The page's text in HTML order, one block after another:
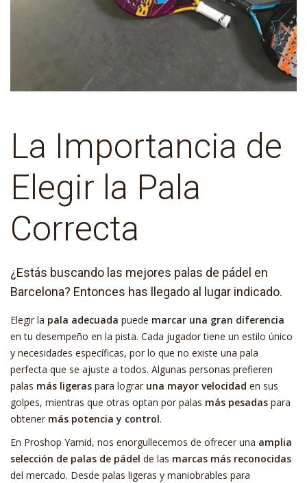
La Importancia de
Elegir la Pala
Correcta
¿Estás buscando las mejores palas de pádel en
Barcelona? Entonces has llegado al lugar indicado.
Elegir la pala adecuada puede marcar una gran diferencia
en tu desempeño en la pista. Cada jugador tiene un estilo único
y necesidades específicas, por lo que no existe una pala
perfecta que se ajuste a todos. Algunas personas prefieren
palas más ligeras para lograr una mayor velocidad en sus
golpes, mientras que otras optan por palas más pesadas para
obtener más potencia y control.
En Proshop Yamid, nos enorgullecemos de ofrecer una amplia
selección de palas de pádel de las marcas más reconocidas
del mercado. Desde palas ligeras y maniobrables para